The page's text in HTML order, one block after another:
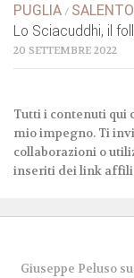
PUGLIA / SALENTO
Lo Sciacuddhi, il
20 SETTEMBRE 2022
Tutti i contenuti qui
mio impegno. Ti
collaborazioni o
inseriti dei link
Giuseppe Pelusosu